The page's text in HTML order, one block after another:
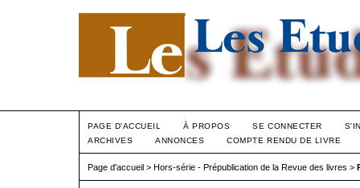
PAGE D'ACCUEIL À PROPOS SE CONNECTER
ARCHIVES
ANNONCES COMPTE RENDU DE LIVRE
Page d'accueil > Hors-série - Prépublication de la Revue des livres >